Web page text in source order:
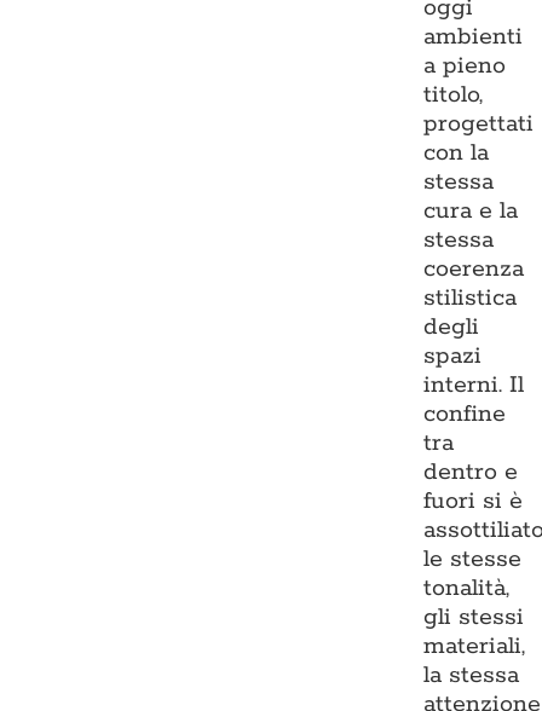
oggi
ambienti
a pieno
titolo,
progettati
con la
stessa
cura e la
stessa
coerenza
stilistica
degli
spazi
interni. Il
confine
tra
dentro e
fuori si è
le stesse
tonalità,
gli stessi
materiali,
la stessa
attenzione